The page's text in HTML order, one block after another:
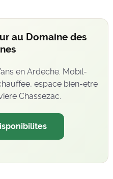
au Domaine des
en Ardeche. Mobil-
espace bien-etre
Chassezac.